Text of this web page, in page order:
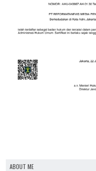
ABOUT ME